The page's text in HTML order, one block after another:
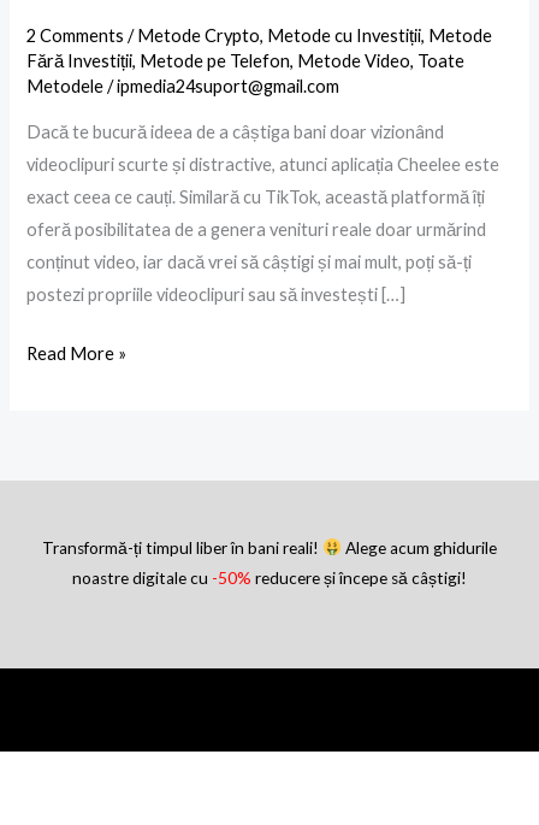
2 Comments /Metode Crypto, Metode cu Investiții, Metode
Fără Investiții, Metode pe Telefon, Metode Video, Toate
Metodele/ipmedia24suport@gmail.com
Dacă te bucură ideea de a câștiga bani doar vizionând
videoclipuri scurte și distractive, atunci aplicația Cheelee este
exact ceea ce cauți. Similară cu TikTok, această platformă îți
oferă posibilitatea de a genera venituri reale doar urmărind
conținut video, iar dacă vrei să câștigi și mai mult, poți să-ți
postezi propriile videoclipuri sau să investești […]
Cheelee
Read More »
Transformă-ți timpul liber în bani reali!
Alege acum ghidurile
noastre digitale cu -50% reducere și începe să câștigi!